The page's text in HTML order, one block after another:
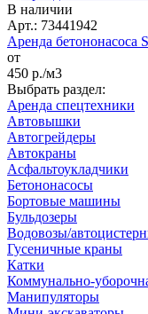
В наличии
Арт.: 73441942
Аренда бетононасоса
от
450 р./м3
Выбрать раздел:
Аренда спецтехники
Автовышки
Автогрейдеры
Автокраны
Асфальтоукладчики
Бетононасосы
Бортовые машины
Бульдозеры
Водовозы/
Гусеничные краны
Катки
Коммунально-
Манипуляторы